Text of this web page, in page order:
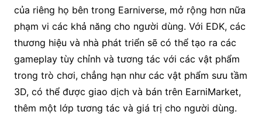
của riêng họ bên trong Earniverse, mở rộng hơn nữa
phạm vi các khả năng cho người dùng. Với EDK, các
thương hiệu và nhà phát triển sẽ có thể tạo ra các
gameplay tùy chỉnh và tương tác với các vật phẩm
trong trò chơi, chẳng hạn như các vật phẩm sưu tầm
3D, có thể được giao dịch và bán trên EarniMarket,
thêm một lớp tương tác và giá trị cho người dùng.